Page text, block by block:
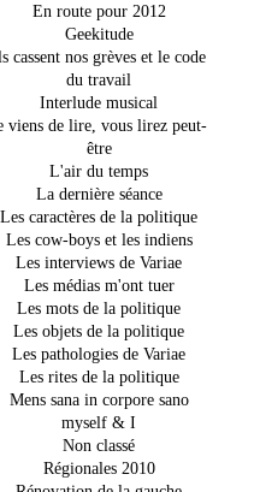
En route pour 2012
Geekitude
cassent nos grèves et le code
du travail
Interlude musical
viens de lire, vous lirez peut-
être
L'air du temps
La dernière séance
Les caractères de la politique
Les cow-boys et les indiens
Les interviews de Variae
Les médias m'ont tuer
Les mots de la politique
Les objets de la politique
Les pathologies de Variae
Les rites de la politique
Mens sana in corpore sano
myself & I
Non classé
Régionales 2010